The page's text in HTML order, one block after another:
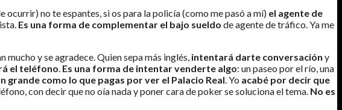
no te espantes, si os para la policía (como me pasó a mí) el agente de
Es una forma de complementar el bajo sueldo de agente de tráfico. Ya me
y se agradece. Quien sepa más inglés, intentará darte conversación y
el teléfono. Es una forma de intentar venderte algo: un paseo por el río, una
grande como lo que pagas por ver el Palacio Real. Yo acabé por decir que
con decir que no oía nada y poner cara de poker se soluciona el tema. No es